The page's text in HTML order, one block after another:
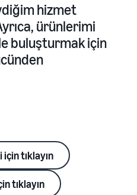
hizmet
ürünlerimi
buluşturmak için
tıklayın
tıklayın